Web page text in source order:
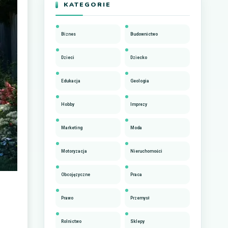
KATEGORIE
Biznes Budownictwo
Dzieci Dziecko
Edukacja Geologia
Hobby Imprezy
Marketing Moda
Motoryzacja Nieruchomości
Obcojęzyczne Praca
Prawo Przemysł
Rolnictwo Sklepy